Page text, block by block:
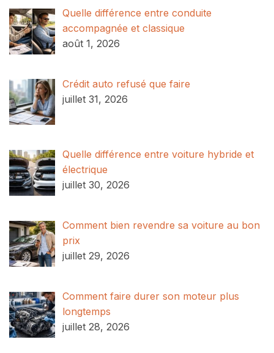
Quelle différence entre conduite
accompagnée et classique
août 1, 2026
Crédit auto refusé que faire
juillet 31, 2026
Quelle différence entre voiture hybride et
électrique
juillet 30, 2026
Comment bien revendre sa voiture au bon
prix
juillet 29, 2026
Comment faire durer son moteur plus
longtemps
juillet 28, 2026